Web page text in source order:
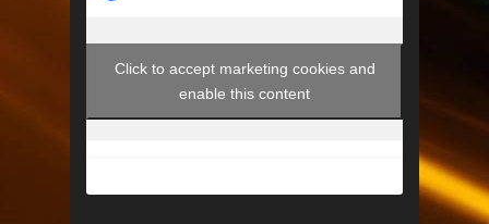
Click to accept marketing cookies and
enable this content